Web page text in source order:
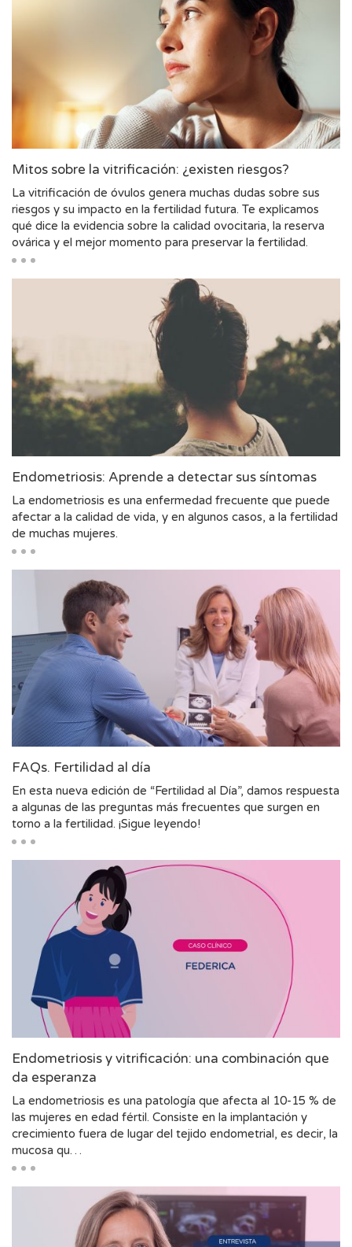
Mitos sobre la vitrificación: ¿existen riesgos?
La vitrificación de óvulos genera muchas dudas sobre sus
riesgos y su impacto en la fertilidad futura. Te explicamos
qué dice la evidencia sobre la calidad ovocitaria, la reserva
ovárica y el mejor momento para preservar la fertilidad.
Endometriosis: Aprende a detectar sus síntomas
La endometriosis es una enfermedad frecuente que puede
afectar a la calidad de vida, y en algunos casos, a la fertilidad
de muchas mujeres.
FAQs. Fertilidad al día
En esta nueva edición de “Fertilidad al Día”, damos respuesta
a algunas de las preguntas más frecuentes que surgen en
torno a la fertilidad. ¡Sigue leyendo!
Endometriosis y vitrificación: una combinación que
da esperanza
La endometriosis es una patología que afecta al 10-15 % de
las mujeres en edad fértil. Consiste en la implantación y
crecimiento fuera de lugar del tejido endometrial, es decir, la
mucosa qu…